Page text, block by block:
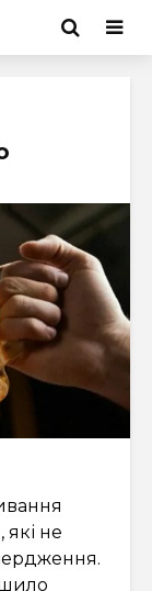
які не